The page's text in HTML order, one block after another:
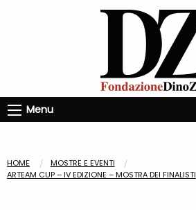
Menu
HOME
MOSTRE E EVENTI
ARTEAM CUP – IV EDIZIONE – MOSTRA DEI FINALISTI